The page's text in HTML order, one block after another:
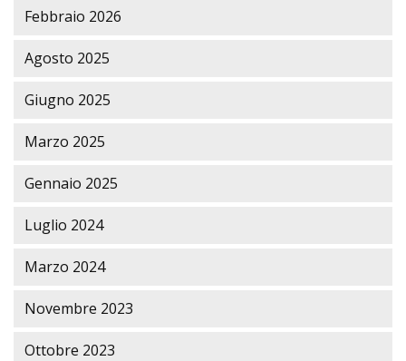
Febbraio 2026
Agosto 2025
Giugno 2025
Marzo 2025
Gennaio 2025
Luglio 2024
Marzo 2024
Novembre 2023
Ottobre 2023